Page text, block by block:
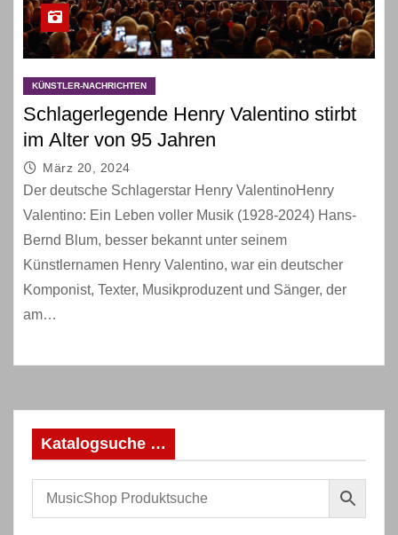
KÜNSTLER-NACHRICHTEN
Schlagerlegende Henry Valentino stirbt
im Alter von 95 Jahren
März 20, 2024
Der deutsche Schlagerstar Henry ValentinoHenry
Valentino: Ein Leben voller Musik (1928-2024) Hans-
Bernd Blum, besser bekannt unter seinem
Künstlernamen Henry Valentino, war ein deutscher
Komponist, Texter, Musikproduzent und Sänger, der
am…
Katalogsuche …